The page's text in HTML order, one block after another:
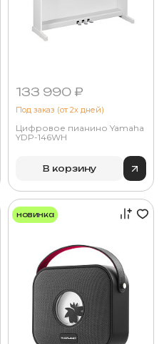
133 990 ₽
Под заказ (от 2х дней)
Цифровое пианино Yamaha
YDP-146WH
В корзину
новинка